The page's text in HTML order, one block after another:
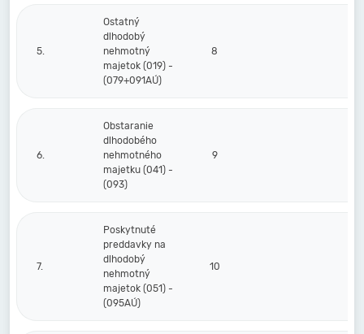
5.
Ostatný
dlhodobý
nehmotný
majetok (019) -
(079+091AÚ)
8
6.
Obstaranie
dlhodobého
nehmotného
majetku (041) -
(093)
9
7.
Poskytnuté
preddavky na
dlhodobý
nehmotný
majetok (051) -
(095AÚ)
10